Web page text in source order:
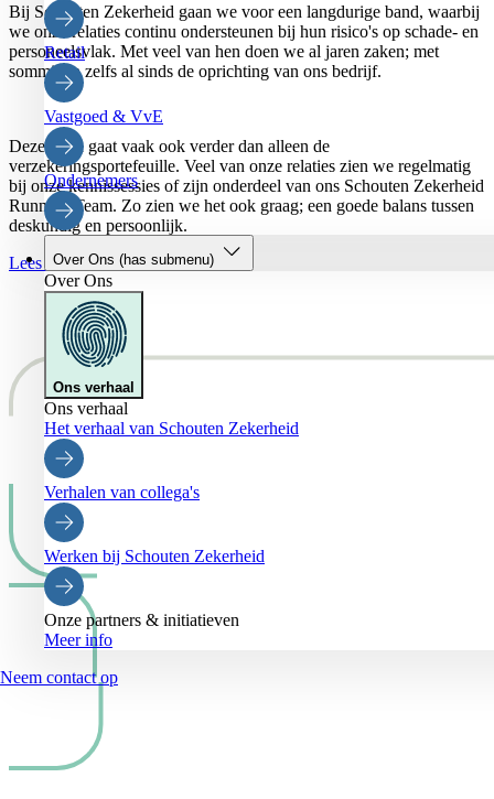
Retail
Vastgoed & VvE
Ondernemers
Over Ons (has submenu)
Over Ons
Ons verhaal
Ons verhaal
Het verhaal van Schouten Zekerheid
Verhalen van collega's
Werken bij Schouten Zekerheid
Onze partners & initiatieven
Meer info
Neem contact op
Bij Schouten Zekerheid gaan we voor een langdurige band, waarbij
we onze relaties continu ondersteunen bij hun risico's op schade- en
personeelsvlak. Met veel van hen doen we al jaren zaken; met
sommigen zelfs al sinds de oprichting van ons bedrijf.
Deze band gaat vaak ook verder dan alleen de
verzekeringsportefeuille. Veel van onze relaties zien we regelmatig
bij onze kennissessies of zijn onderdeel van ons Schouten Zekerheid
Running Team. Zo zien we het ook graag; een goede balans tussen
deskundig en persoonlijk.
Lees reviews